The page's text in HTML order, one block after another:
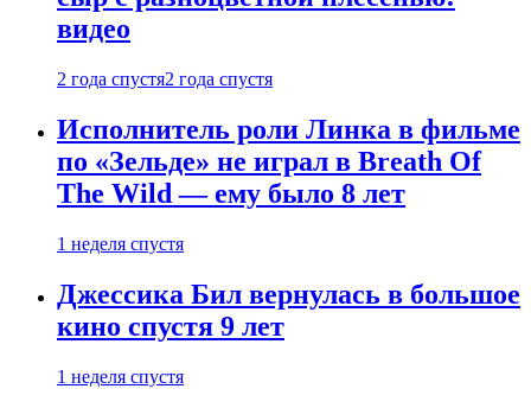
видео
2 года спустя2 года спустя
Исполнитель роли Линка в фильме
по «Зельде» не играл в Breath Of
The Wild — ему было 8 лет
1 неделя спустя
Джессика Бил вернулась в большое
кино спустя 9 лет
1 неделя спустя